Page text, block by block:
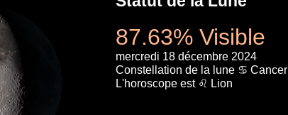
87.63% Visible
mercredi 18 décembre 2024
Constellation de la lune ♋ Cancer
L'horoscope est ♌ Lion